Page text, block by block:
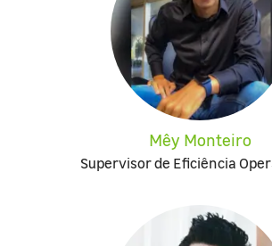
Mêy Monteiro
Supervisor de Eficiência